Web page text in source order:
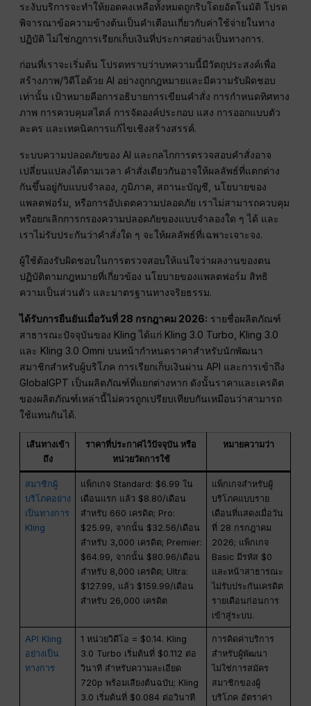
ระงับบริการจะทำให้ยอดคงเหลือทั้งหมดถูกริบโดยอัตโนมัติ โปรด
พิจารณาข้อความข้างต้นเป็นคำเตือนเกี่ยวกับค่าใช้จ่ายในทาง
ปฏิบัติ ไม่ใช่กฎการเรียกเก็บเงินที่ประกาศอย่างเป็นทางการ.
ก่อนที่เราจะเริ่มต้น โปรดทราบว่าบทความนี้มีวัตถุประสงค์เพื่อ
สร้างภาพ/วิดีโอด้วย AI อย่างถูกกฎหมายและมีความรับผิดชอบ
เท่านั้น เป้าหมายคือการอธิบายการเขียนคำสั่ง การกำหนดทิศทาง
ภาพ การควบคุมสไตล์ การจัดองค์ประกอบ แสง การออกแบบตัว
ละคร และเทคนิคการแก้ไขเชิงสร้างสรรค์.
ระบบความปลอดภัยของ AI และกลไกการตรวจสอบคำสั่งอาจ
เปลี่ยนแปลงได้ตามเวลา คำสั่งเดียวกันอาจให้ผลลัพธ์ที่แตกต่าง
กันขึ้นอยู่กับแบบจำลอง, ภูมิภาค, สถานะบัญชี, นโยบายของ
แพลตฟอร์ม, หรือการอัปเดตความปลอดภัย เราไม่สามารถควบคุม
หรือยกเลิกการกรองความปลอดภัยของแบบจำลองใด ๆ ได้ และ
เราไม่รับประกันว่าคำสั่งใด ๆ จะให้ผลลัพธ์ที่เฉพาะเจาะจง.
ผู้ใช้ต้องรับผิดชอบในการตรวจสอบให้แน่ใจว่าผลงานของตน
ปฏิบัติตามกฎหมายที่เกี่ยวข้อง นโยบายของแพลตฟอร์ม สิทธิ
ความเป็นส่วนตัว และมาตรฐานทางจริยธรรม.
ได้รับการยืนยันเมื่อวันที่ 28 กรกฎาคม 2026: รายชื่อผลิตภัณฑ์
สาธารณะปัจจุบันของ Kling ได้แก่ Kling 3.0 Turbo, Kling 3.0
และ Kling 3.0 Omni บนหน้ากำหนดราคาสำหรับนักพัฒนา
สมาชิกสำหรับผู้บริโภค การเรียกเก็บเงินผ่าน API และการเข้าถึง
GlobalGPT เป็นผลิตภัณฑ์ที่แยกต่างหาก ดังนั้นราคาและเครดิต
ของผลิตภัณฑ์เหล่านี้ไม่ควรถูกเปรียบเทียบกันเหมือนว่าสามารถ
ใช้แทนกันได้.
เส้นทางเข้า
ถึง
ราคาที่ประกาศไว้ปัจจุบัน หรือ
หน่วยวัดการใช้
หมายความว่า
สมาชิกผู้
บริโภคอย่าง
เป็นทางการ
Kling
แพ็กเกจ Standard: $6.99 ใน
เดือนแรก แล้ว $8.80/เดือน
สำหรับ 660 เครดิต; Pro:
$25.99, จากนั้น $32.56/เดือน
สำหรับ 3,000 เครดิต; Premier:
$64.99, จากนั้น $80.96/เดือน
สำหรับ 8,000 เครดิต; Ultra:
$127.99, แล้ว $159.99/เดือน
สำหรับ 26,000 เครดิต
แพ็กเกจสำหรับผู้
บริโภคแบบราย
เดือนที่แสดงเมื่อวัน
ที่ 28 กรกฎาคม
2026; แพ็กเกจ
Basic มีรหัส $0
และหน้าสาธารณะ
ไม่รับประกันเครดิต
รายเดือนก่อนการ
เข้าสู่ระบบ.
API Kling
อย่างเป็น
ทางการ
1 หน่วยวิดีโอ = $0.14. Kling
3.0 Turbo เริ่มต้นที่ $0.112 ต่อ
วินาที สำหรับความละเอียด
720p พร้อมเสียงต้นฉบับ; Kling
3.0 เริ่มต้นที่ $0.084 ต่อวินาที
การคิดค่าบริการ
สำหรับผู้พัฒนา
ไม่ใช่การสมัคร
สมาชิกของผู้
บริโภค อัตราค่า